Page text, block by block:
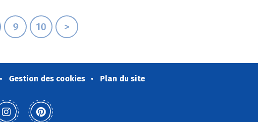
9 10 >
Gestion des cookies Plan du site